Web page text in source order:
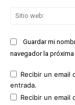
Guardar mi
navegador la
Recibir un email
entrada.
Recibir un email